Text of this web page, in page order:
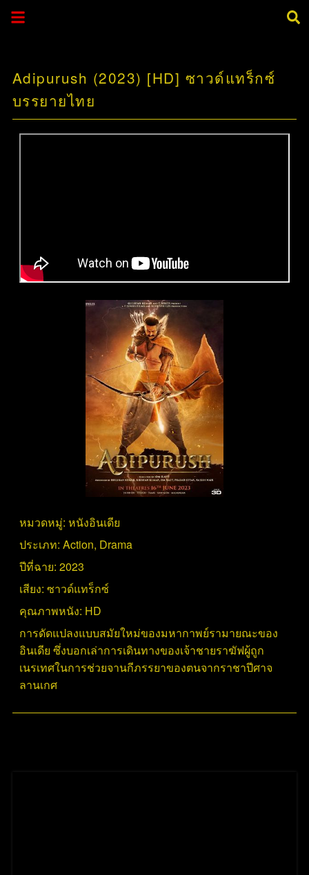
Adipurush (2023) [HD] ซาวด์แทร็กซ์
บรรยายไทย
หมวดหมู่: หนังอินเดีย
ประเภท: Action, Drama
ปีที่ฉาย: 2023
เสียง: ซาวด์แทร็กซ์
คุณภาพหนัง: HD
การดัดแปลงแบบสมัยใหม่ของมหากาพย์รามายณะของ
อินเดีย ซึ่งบอกเล่าการเดินทางของเจ้าชายราฆัฟผู้ถูก
เนรเทศในการช่วยจานกีภรรยาของตนจากราชาปีศาจ
ลานเกศ